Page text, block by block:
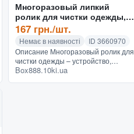
Многоразовый липкий
ролик для чистки одежды,
силиконовый ролик для
удаления шерсти животных
из
167 грн./шт.
Немає в наявності
ID 3660970
Описание Многоразовый ролик для
чистки одежды – устройство,
которое помогает удалять пыль,
Box888.10ki.ua